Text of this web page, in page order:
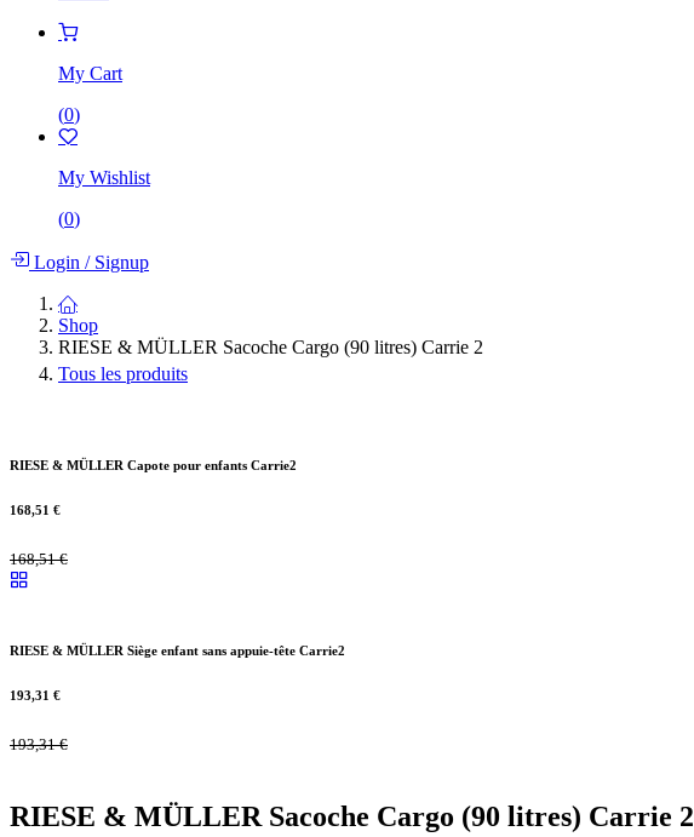
My Cart
(0)
My Wishlist
(0)
Login /Signup
Shop
RIESE & MÜLLER Sacoche Cargo (90 litres) Carrie 2
Tous les produits
RIESE & MÜLLER Capote pour enfants Carrie2
168,51 €
168,51€
RIESE & MÜLLER Siège enfant sans appuie-tête Carrie2
193,31 €
193,31€
RIESE & MÜLLER Sacoche Cargo (90 litres) Carrie 2